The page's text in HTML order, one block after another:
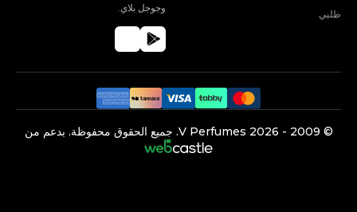
طلبي
وجوجل بلاي.
©️ 2009 -
2026 جميع الحقوق محفوظة. بدعم من